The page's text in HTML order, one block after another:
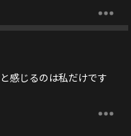
感じるのは私だけです